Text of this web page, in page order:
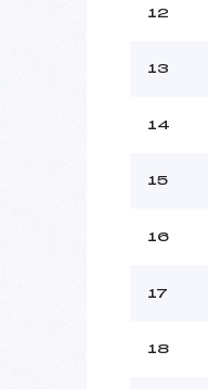
12
13
14
15
16
17
18